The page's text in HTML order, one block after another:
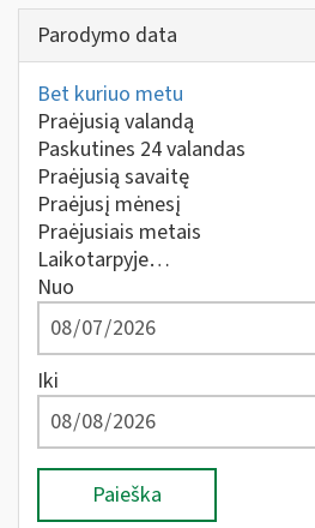
Parodymo data
Bet kuriuo metu
Praėjusią valandą
Paskutines 24 valandas
Praėjusią savaitę
Praėjusį mėnesį
Praėjusiais metais
Laikotarpyje…
Nuo
Iki
Paieška